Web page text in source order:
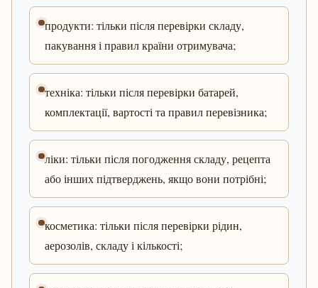
продукти: тільки після перевірки складу,
пакування і правил країни отримувача;
техніка: тільки після перевірки батарей,
комплектації, вартості та правил перевізника;
ліки: тільки після погодження складу, рецепта
або інших підтверджень, якщо вони потрібні;
косметика: тільки після перевірки рідин,
аерозолів, складу і кількості;